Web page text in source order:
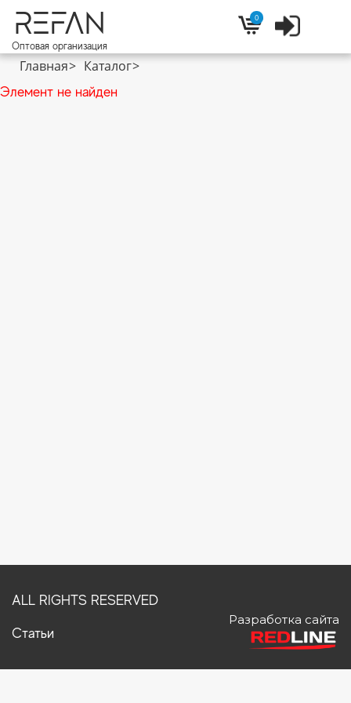
REFAN
Оптовая организация
Корзина
0 Войти
Главная Каталог
Элемент не найден
ALL RIGHTS RESERVED
Статьи
Разработка сайта